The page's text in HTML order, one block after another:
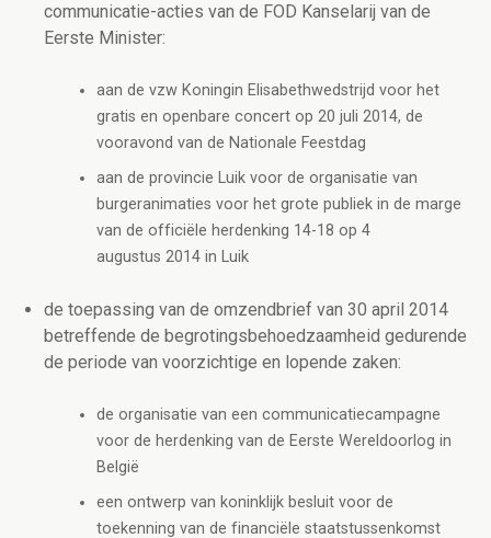
communicatie-acties van de FOD Kanselarij van de
Eerste Minister:
aan de vzw Koningin Elisabethwedstrijd voor het
gratis en openbare concert op 20 juli 2014, de
vooravond van de Nationale Feestdag
aan de provincie Luik voor de organisatie van
burgeranimaties voor het grote publiek in de marge
van de officiële herdenking 14-18 op 4
augustus 2014 in Luik
de toepassing van de omzendbrief van 30 april 2014
betreffende de begrotingsbehoedzaamheid gedurende
de periode van voorzichtige en lopende zaken:
de organisatie van een communicatiecampagne
voor de herdenking van de Eerste Wereldoorlog in
België
een ontwerp van koninklijk besluit voor de
toekenning van de financiële staatstussenkomst